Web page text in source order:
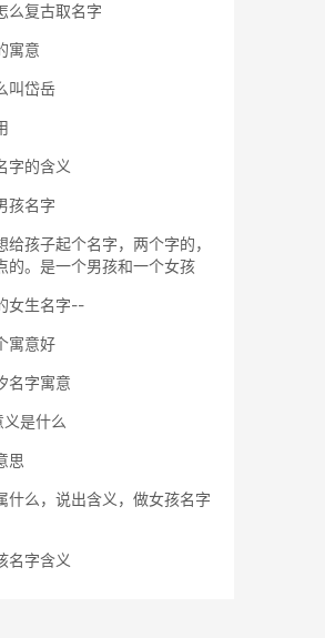
么复古取名字
寓意
叫岱岳
字的含义
孩名字
给孩子起个名字，两个字的，
的。是一个男孩和一个女孩
女生名字--
寓意好
名字寓意
义是什么
思
什么，说出含义，做女孩名字
名字含义